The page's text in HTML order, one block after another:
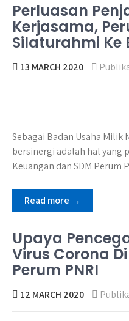
Perluasan
Kerjasama,
Silaturahmi Ke
13 MARCH 2020
Sebagai Badan Usaha Milik
bersinergi adalah hal yang
Keuangan dan SDM
Read more →
Upaya
Virus Corona
Perum PNRI
12 MARCH 2020